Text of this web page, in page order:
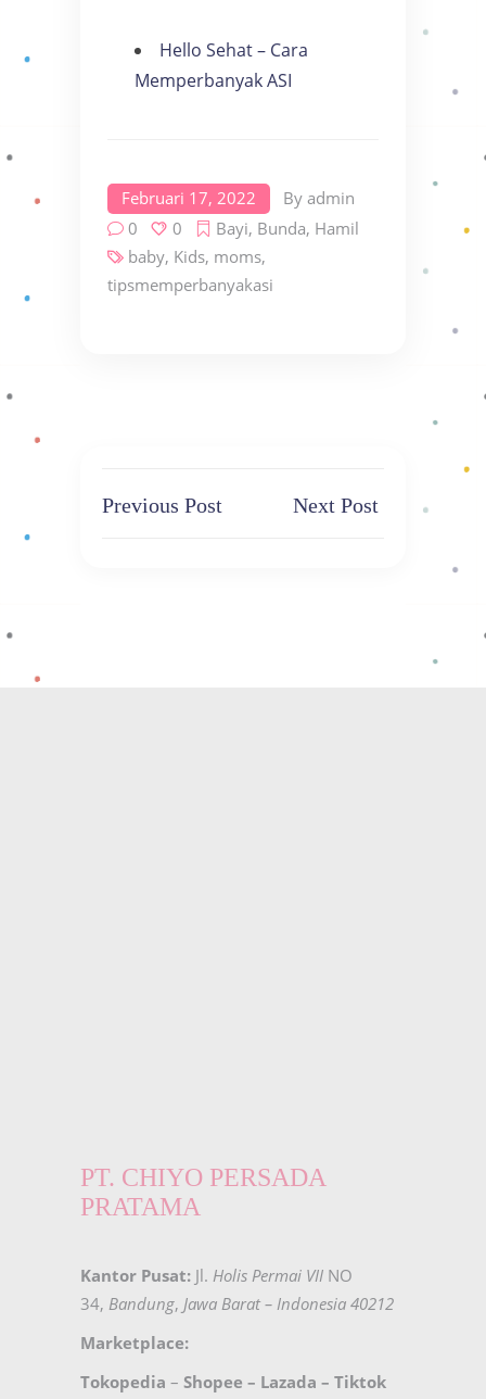
Hello Sehat – Cara
Memperbanyak ASI
Februari 17, 2022 By admin
0
0 Bayi, Bunda, Hamil
baby, Kids, moms,
tipsmemperbanyakasi
Previous Post Next Post
PT. CHIYO PERSADA
PRATAMA
Kantor Pusat: Jl. Holis Permai VII NO
34, Bandung, Jawa Barat – Indonesia 40212
Marketplace:
Tokopedia – Shopee – Lazada – Tiktok